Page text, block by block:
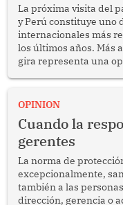
La próxima visita del
y Perú constituye uno
internacionales más
los últimos años. Más
gira representa una
enfrenta desafíos en
OPINION
Cuando la
gerentes
La norma de
excepcionalmente,
también a las
dirección, gerencia o